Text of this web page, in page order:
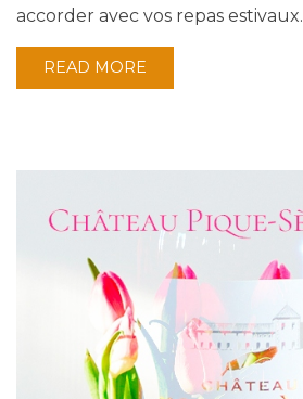
accorder avec vos repas estivaux.
READ MORE